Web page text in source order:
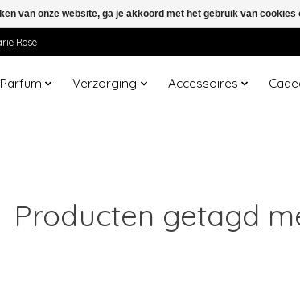
Rose
Parfum Verzorging Accessoires
Producten getagd
van onze website, ga je akkoord met het gebruik van